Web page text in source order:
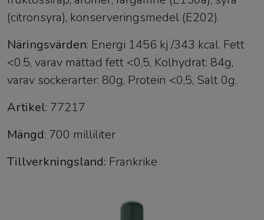
(citronsyra), konserveringsmedel (E202).
Näringsvärden: Energi 1456 kj /343 kcal. Fett
<0.5, varav mättad fett <0,5, Kolhydrat: 84g,
varav sockerarter: 80g, Protein <0,5, Salt 0g.
Artikel: 77217
Mängd: 700 milliliter
Tillverkningsland: Frankrike